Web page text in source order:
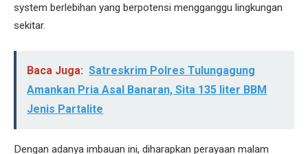
system berlebihan yang berpotensi mengganggu lingkungan
sekitar.
Baca Juga: Satreskrim Polres Tulungagung
Amankan Pria Asal Banaran, Sita 135 liter BBM
Jenis Partalite
Dengan adanya imbauan ini, diharapkan perayaan malam